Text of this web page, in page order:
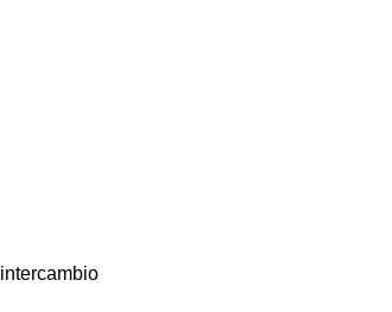
intercambio